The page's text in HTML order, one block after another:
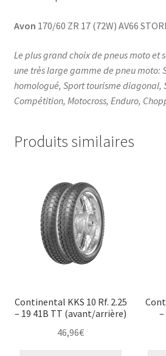
Avon 170/60 ZR 17 (72W) AV66
Le plus grand choix de pneus moto et
une très large gamme de pneu moto:
homologué, Sport tourisme diagonal,
Compétition, Motocross, Enduro,
Produits similaires
Continental KKS 10 Rf. 2.25
– 19 41B TT (avant/arrière)
46,96€